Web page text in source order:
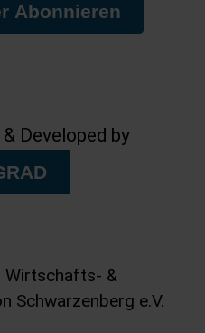
Abonnieren
Developed by
&
Schwarzenberg e.V.